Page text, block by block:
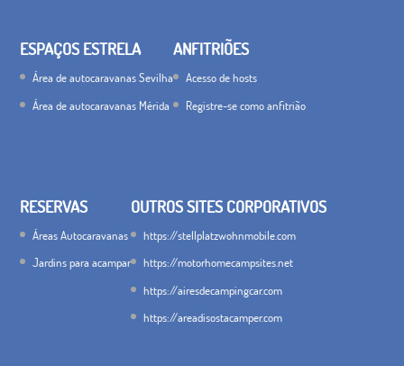
ESPAÇOS ESTRELA
Área de autocaravanas Sevilha
Área de autocaravanas Mérida
ANFITRIÕES
Acesso de hosts
Registre-se como anfitrião
RESERVAS
Áreas Autocaravanas
Jardins para acampar
OUTROS SITES CORPORATIVOS
https://stellplatzwohnmobile.com
https://motorhomecampsites.net
https://airesdecampingcar.com
https://areadisostacamper.com